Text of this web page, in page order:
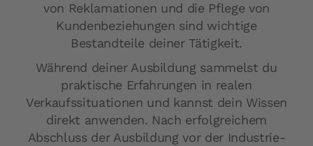
von Reklamationen und die Pflege von
Kundenbeziehungen sind wichtige
Bestandteile deiner Tätigkeit.
Während deiner Ausbildung sammelst du
praktische Erfahrungen in realen
Verkaufssituationen und kannst dein Wissen
direkt anwenden. Nach erfolgreichem
Abschluss der Ausbildung vor der Industrie-